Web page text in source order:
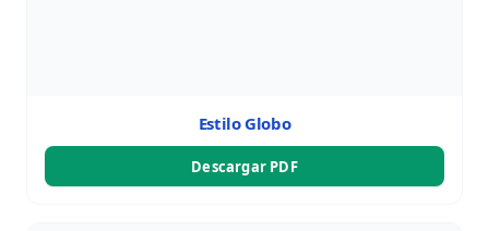
Estilo Globo
Descargar PDF